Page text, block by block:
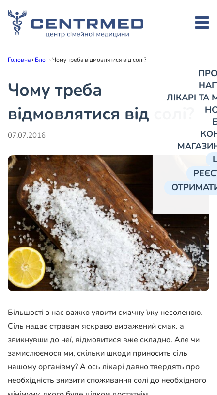
ЛІКАРІ
Головна› Блог›Чому треба відмовлятися від солі?
Чому треба
відмовлятися від солі?
07.07.2016
Більшості з нас важко уявити смачну їжу несоленою.
Сіль надає стравам яскраво виражений смак, а
звикнувши до неї, відмовитися вже складно. Але чи
замислюємося ми, скільки шкоди приносить сіль
нашому організму? А ось лікарі давно твердять про
необхідність знизити споживання солі до необхідного